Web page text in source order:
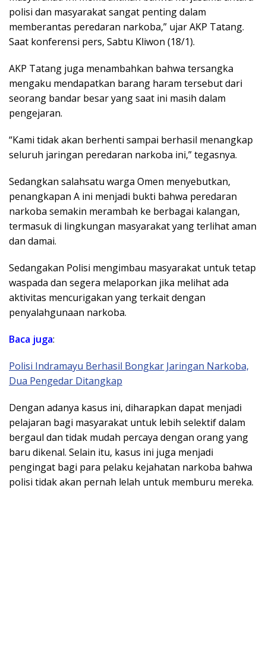
polisi dan masyarakat sangat penting dalam
memberantas peredaran narkoba,” ujar AKP Tatang.
Saat konferensi pers, Sabtu Kliwon (18/1).
AKP Tatang juga menambahkan bahwa tersangka
mengaku mendapatkan barang haram tersebut dari
seorang bandar besar yang saat ini masih dalam
pengejaran.
“Kami tidak akan berhenti sampai berhasil menangkap
seluruh jaringan peredaran narkoba ini,” tegasnya.
Sedangkan salahsatu warga Omen menyebutkan,
penangkapan A ini menjadi bukti bahwa peredaran
narkoba semakin merambah ke berbagai kalangan,
termasuk di lingkungan masyarakat yang terlihat aman
dan damai.
Sedangakan Polisi mengimbau masyarakat untuk tetap
waspada dan segera melaporkan jika melihat ada
aktivitas mencurigakan yang terkait dengan
penyalahgunaan narkoba.
Baca juga:
Polisi Indramayu Berhasil Bongkar Jaringan Narkoba,
Dua Pengedar Ditangkap
Dengan adanya kasus ini, diharapkan dapat menjadi
pelajaran bagi masyarakat untuk lebih selektif dalam
bergaul dan tidak mudah percaya dengan orang yang
baru dikenal. Selain itu, kasus ini juga menjadi
pengingat bagi para pelaku kejahatan narkoba bahwa
polisi tidak akan pernah lelah untuk memburu mereka.